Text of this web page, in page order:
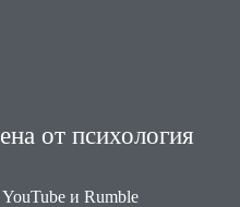
от психология
и Rumble